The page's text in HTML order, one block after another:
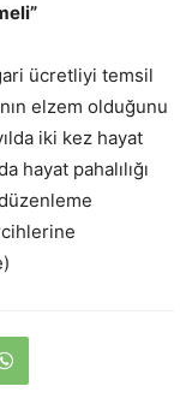
ücretliyi temsil
elzem olduğunu
iki kez hayat
hayat pahalılığı